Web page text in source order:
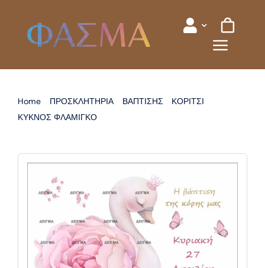
content
Home ΠΡΟΣΚΛΗΤΗΡΙΑ ΒΑΠΤΙΣΗΣ
ΚΟΡΙΤΣΙ
ΚΥΚΝΟΣ ΦΛΑΜΙΓΚΟ